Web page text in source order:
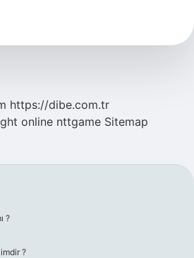
https://dibe.com.tr
online nttgame Sitemap
?
?